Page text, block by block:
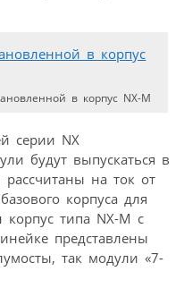
в корпус NX-M
серии NX
будут выпускаться в
на ток от
корпуса для
типа NX-M с
представлены
так модули «7-